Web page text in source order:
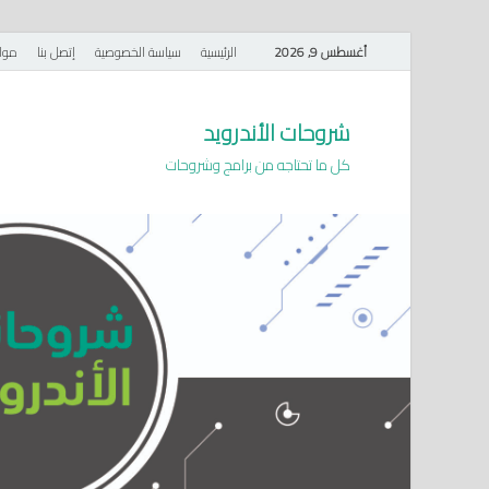
أغسطس 9, 2026 الرئيسية سياسة الخصوصية إتصل بنا
شروحات الأندرويد
كل ما تحتاجه من برامج وشروحات